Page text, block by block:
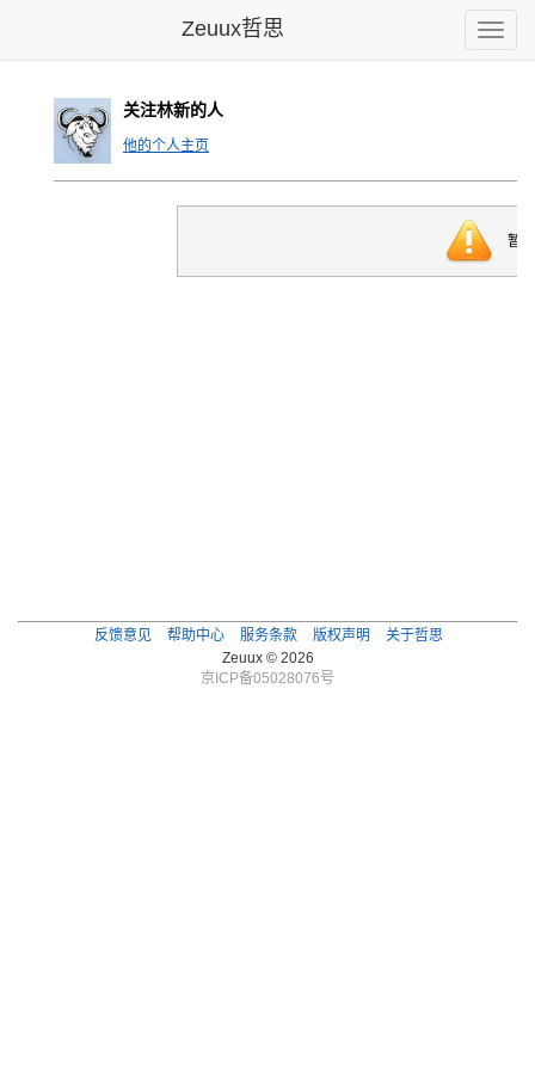
Toggle
Zeuux哲思
关注林新的人
他的个人主页
暂
反馈意见 帮助中心 服务条款 版权声明
关于哲思
Zeuux © 2026
京ICP备05028076号